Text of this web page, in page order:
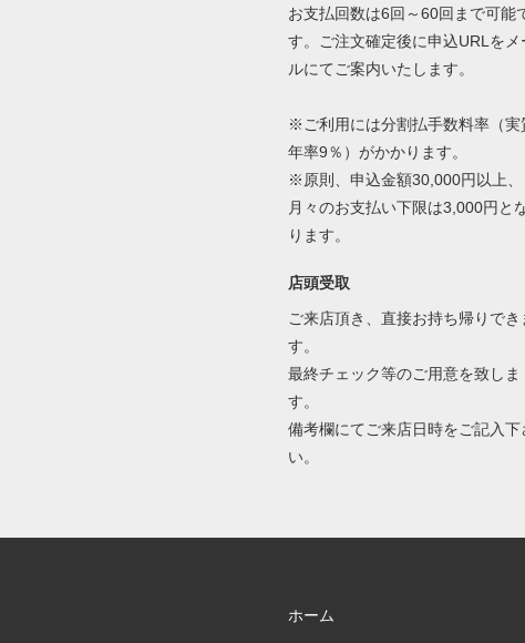
お支払回数は6回～60回まで可能
す。ご注文確定後に申込URLをメ
ルにてご案内いたします。
※ご利用には分割払手数料率（実
年率9％）がかかります。
※原則、申込金額30,000円以上、
月々のお支払い下限は3,000円と
ります。
店頭受取
ご来店頂き、直接お持ち帰りでき
す。
最終チェック等のご用意を致しま
す。
備考欄にてご来店日時をご記入下
い。
ホーム